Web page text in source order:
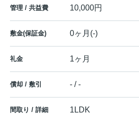
管理 / 共益費 10,000円
敷金(保証金) 0ヶ月(-)
礼金 1ヶ月
償却 / 敷引 - / -
間取り / 詳細
1LDK